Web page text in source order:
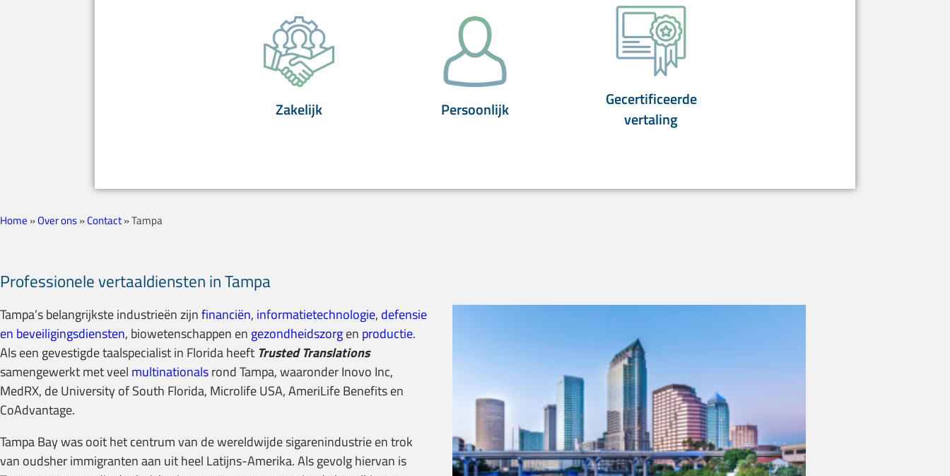
Zakelijk Persoonlijk
Gecertificeerde
vertaling
Home »Over ons»Contact»Tampa
Professionele vertaaldiensten in Tampa
Tampa’s belangrijkste industrieën zijnfinanciën, informatietechnologie, defensie
en beveiligingsdiensten, biowetenschappen en gezondheidszorgen productie.
Als een gevestigde taalspecialist in Florida heeft Trusted Translations
samengewerkt met veel multinationalsrond Tampa, waaronder Inovo Inc,
MedRX, de University of South Florida, Microlife USA, AmeriLife Benefits en
CoAdvantage.
Tampa Bay was ooit het centrum van de wereldwijde sigarenindustrie en trok
van oudsher immigranten aan uit heel Latijns-Amerika. Als gevolg hiervan is